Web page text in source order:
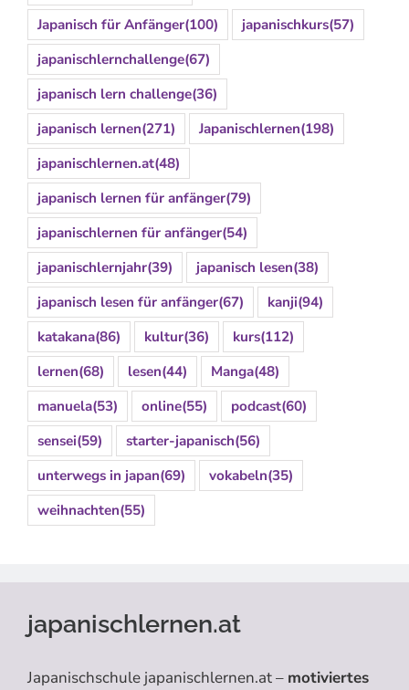
Japanisch für Anfänger(100) japanischkurs(57)
japanischlernchallenge(67)
japanisch lern challenge(36)
japanisch lernen(271) Japanischlernen(198)
japanischlernen.at(48)
japanisch lernen für anfänger(79)
japanischlernen für anfänger(54)
japanischlernjahr(39) japanisch lesen(38)
japanisch lesen für anfänger(67) kanji(94)
katakana(86) kultur(36) kurs(112)
lernen(68) lesen(44) Manga(48)
manuela(53) online(55) podcast(60)
sensei(59) starter-japanisch(56)
unterwegs in japan(69) vokabeln(35)
weihnachten(55)
japanischlernen.at
Japanischschule japanischlernen.at – motiviertes